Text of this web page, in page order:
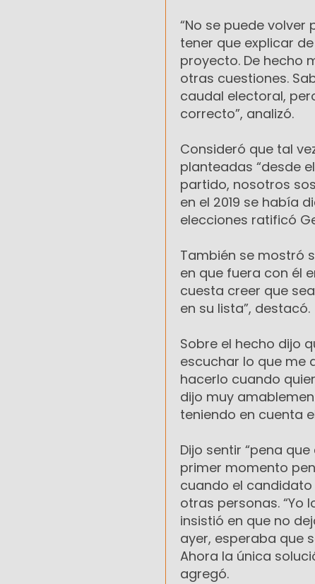
“No se puede
tener que explicar
proyecto. De hecho
otras cuestiones.
caudal electoral,
correcto”, analizó.
Consideró que tal
planteadas “desde
partido, nosotros
en el 2019 se había
elecciones ratificó
También se mostró
en que fuera con él
cuesta creer que
en su lista”, destacó.
Sobre el hecho dijo
escuchar lo que me
hacerlo cuando
dijo muy
teniendo en cuenta
Dijo sentir “pena
primer momento
cuando el
otras personas. “Yo
insistió en que no
ayer, esperaba que
Ahora la única
agregó.